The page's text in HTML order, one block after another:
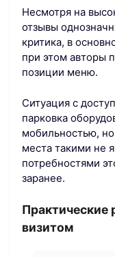
Несмотря на
отзывы
критика, в
при этом авторы
позиции меню.
Ситуация с
парковка
мобильностью,
места такими не
потребностями
заранее.
Практические
визитом